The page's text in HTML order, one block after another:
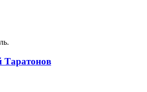
Таратонов